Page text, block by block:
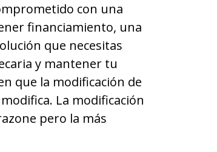
con una
financiamiento, una
que necesitas
y mantener tu
que la modificación de
La modificación
pero la más